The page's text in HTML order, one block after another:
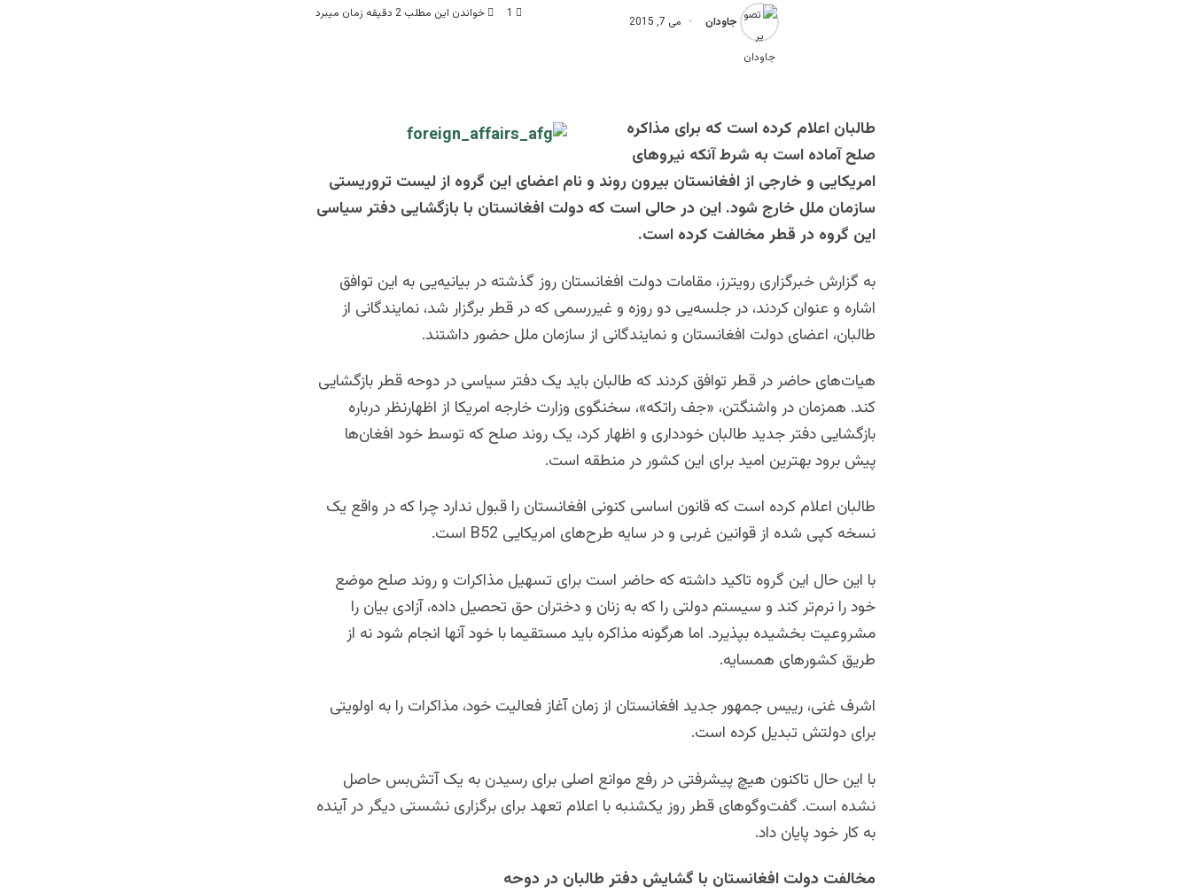
جاودان می 7, 2015
1 خواندن این مطلب 2 دقیقه زمان میبرد
طالبان اعلام کرده است که برای مذاکره
صلح آماده است به شرط آنکه نیروهای
امریکایی و خارجی از افغانستان بیرون روند و نام اعضای این گروه از لیست تروریستی
سازمان ملل خارج شود. این در حالی است که دولت افغانستان با بازگشایی دفتر سیاسی
این گروه در قطر مخالفت کرده است.
به گزارش خبرگزاری رویترز، مقامات دولت افغانستان روز گذشته در بیانیه‌یی به این توافق
اشاره و عنوان کردند، در جلسه‌یی دو روزه و غیررسمی که در قطر برگزار شد، نمایندگانی از
طالبان، اعضای دولت افغانستان و نمایندگانی از سازمان ملل حضور داشتند.
هیات‌های حاضر در قطر توافق کردند که طالبان باید یک دفتر سیاسی در دوحه قطر بازگشایی
کند. همزمان در واشنگتن، «جف راتکه»، سخنگوی وزارت خارجه امریکا از اظهارنظر درباره
بازگشایی دفتر جدید طالبان خودداری و اظهار کرد، یک روند صلح که توسط خود افغان‌ها
پیش برود بهترین امید برای این کشور در منطقه است.
طالبان اعلام کرده است که قانون اساسی کنونی افغانستان را قبول ندارد چرا که در واقع یک
نسخه کپی شده از قوانین غربی و در سایه طرح‌های امریکایی B52 است.
با این حال این گروه تاکید داشته که حاضر است برای تسهیل مذاکرات و روند صلح موضع
خود را نرم‌تر کند و سیستم دولتی را که به زنان و دختران حق تحصیل داده، آزادی بیان را
مشروعیت بخشیده بپذیرد. اما هرگونه مذاکره باید مستقیما با خود آنها انجام شود نه از
طریق کشورهای همسایه.
اشرف غنی، رییس ‌جمهور جدید افغانستان از زمان آغاز فعالیت خود، مذاکرات را به اولویتی
برای دولتش تبدیل کرده است.
با این حال تاکنون هیچ پیشرفتی در رفع موانع اصلی برای رسیدن به یک آتش‌بس حاصل
نشده است. گفت‌وگوهای قطر روز یکشنبه با اعلام تعهد برای برگزاری نشستی دیگر در آینده
به کار خود پایان داد.
مخالفت دولت افغانستان با گشایش دفتر طالبان در دوحه